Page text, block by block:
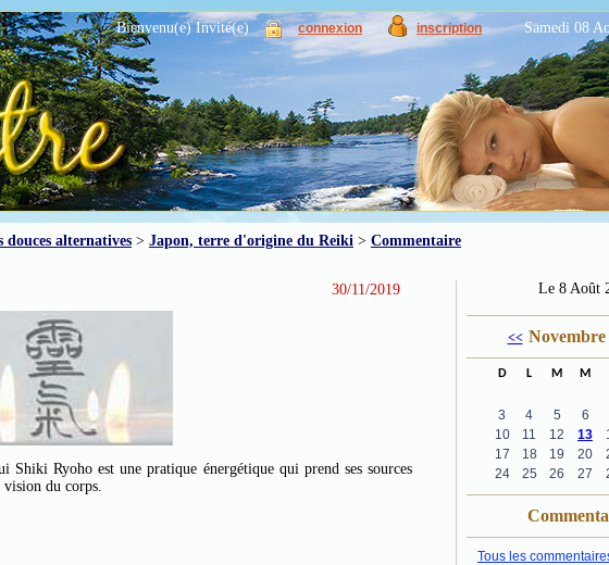
Bienvenu(e) Invité(e) connexion inscription Samedi 08
douces alternatives > Japon, terre d'origine du Reiki > Commentaire
30/11/2019
Ryoho est une pratique énergétique qui prend ses sources
vision du corps.
Le 8 Août
<< Novembre
D L M M
3
4 5 6
10
11 12 13
17
18 19 20
24
25 26 27
Tous les